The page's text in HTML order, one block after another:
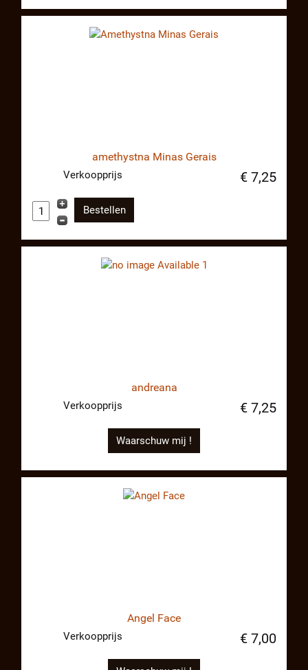
amethystna Minas Gerais
Verkoopprijs € 7,25
andreana
Verkoopprijs € 7,25
Waarschuw mij !
Angel Face
Verkoopprijs € 7,00